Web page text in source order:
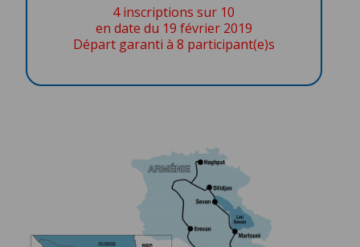
4 inscriptions sur 10
en date du 19 février 2019
Départ garanti à 8 participant(e)s